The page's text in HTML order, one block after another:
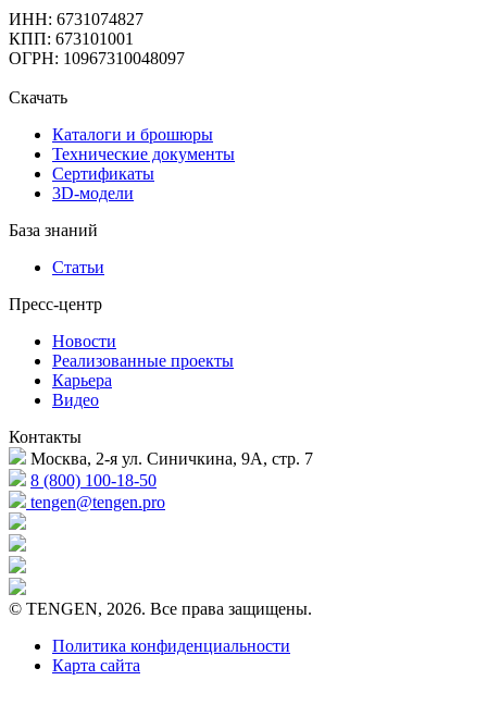
ИНН: 6731074827
КПП: 673101001
ОГРН: 10967310048097
Скачать
Каталоги и брошюры
Технические документы
Сертификаты
3D-модели
База знаний
Статьи
Пресс-центр
Новости
Реализованные проекты
Карьера
Видео
Контакты
Москва, 2-я ул. Синичкина, 9А, стр. 7
8 (800) 100-18-50
tengen@tengen.pro
© TENGEN, 2026. Все права защищены.
Политика конфиденциальности
Карта сайта